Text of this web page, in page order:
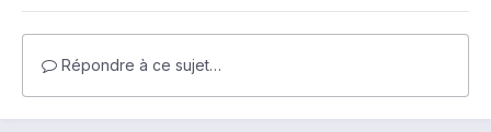
Répondre à ce sujet…